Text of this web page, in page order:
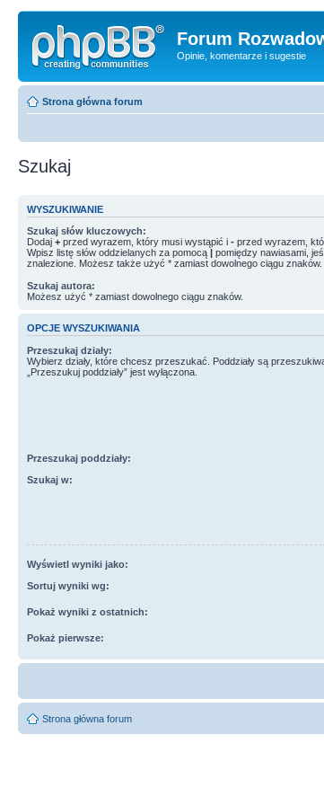
Forum
Opinie, komentarze i sugestie
Strona główna forum
Szukaj
WYSZUKIWANIE
Szukaj słów kluczowych:
Dodaj + przed wyrazem, który musi wystąpić i - przed wyrazem,
Wpisz listę słów oddzielanych za pomocą | pomiędzy nawiasami,
znalezione. Możesz także użyć * zamiast dowolnego ciągu znaków.
Szukaj autora:
Możesz użyć * zamiast dowolnego ciągu znaków.
OPCJE WYSZUKIWANIA
Przeszukaj działy:
Wybierz działy, które chcesz przeszukać. Poddziały są
„Przeszukuj poddziały” jest wyłączona.
Przeszukaj poddziały:
Szukaj w:
Wyświetl wyniki jako:
Sortuj wyniki wg:
Pokaż wyniki z ostatnich:
Pokaż pierwsze:
Strona główna forum